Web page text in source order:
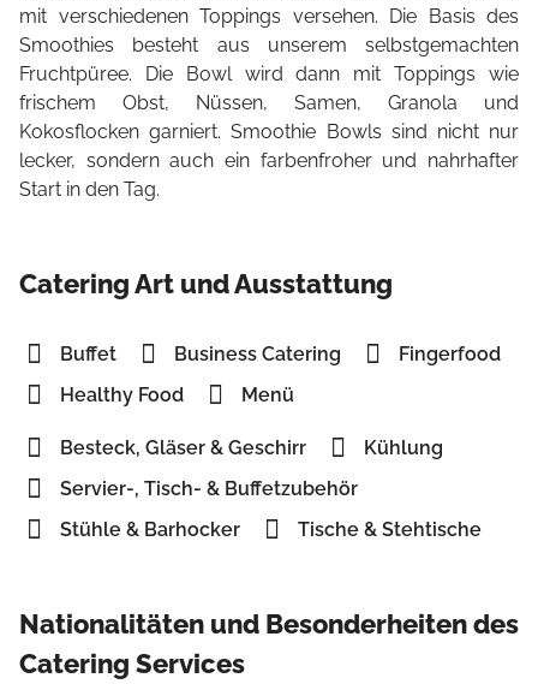
mit verschiedenen Toppings versehen. Die Basis des
Smoothies besteht aus unserem selbstgemachten
Fruchtpüree. Die Bowl wird dann mit Toppings wie
frischem Obst, Nüssen, Samen, Granola und
Kokosflocken garniert. Smoothie Bowls sind nicht nur
lecker, sondern auch ein farbenfroher und nahrhafter
Start in den Tag.
Catering Art und Ausstattung
Buffet Business Catering
Fingerfood
Healthy Food
Menü
Besteck, Gläser & Geschirr
Kühlung
Servier-, Tisch- & Buffetzubehör
Stühle & Barhocker
Tische & Stehtische
Nationalitäten und Besonderheiten des
Catering Services